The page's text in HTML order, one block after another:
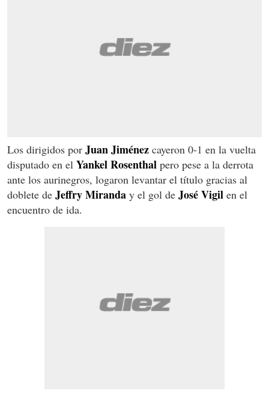
Los dirigidos por Juan Jiménez cayeron 0-1 en la vuelta
disputado en el Yankel Rosenthal pero pese a la derrota
ante los aurinegros, logaron levantar el título gracias al
doblete de Jeffry Miranda y el gol de José Vigil en el
encuentro de ida.